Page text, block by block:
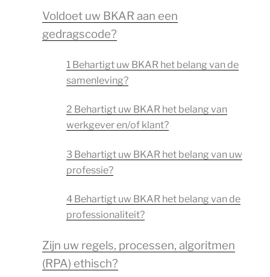
Voldoet uw BKAR aan een
gedragscode?
1 Behartigt uw BKAR het belang van de
samenleving?
2 Behartigt uw BKAR het belang van
werkgever en/of klant?
3 Behartigt uw BKAR het belang van uw
professie?
4 Behartigt uw BKAR het belang van de
professionaliteit?
Zijn uw regels, processen, algoritmen
(RPA) ethisch?